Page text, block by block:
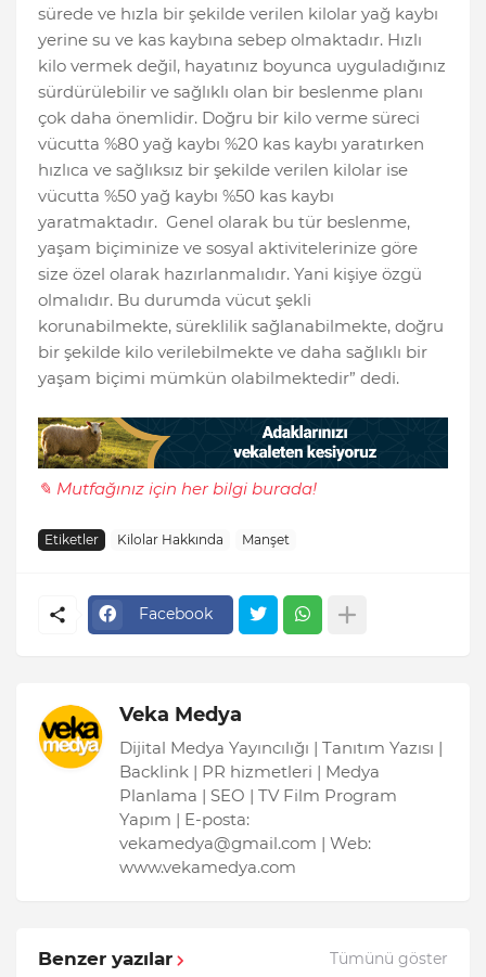
sürede ve hızla bir şekilde verilen kilolar yağ kaybı
yerine su ve kas kaybına sebep olmaktadır. Hızlı
kilo vermek değil, hayatınız boyunca uyguladığınız
sürdürülebilir ve sağlıklı olan bir beslenme planı
çok daha önemlidir. Doğru bir kilo verme süreci
vücutta %80 yağ kaybı %20 kas kaybı yaratırken
hızlıca ve sağlıksız bir şekilde verilen kilolar ise
vücutta %50 yağ kaybı %50 kas kaybı
yaratmaktadır. Genel olarak bu tür beslenme,
yaşam biçiminize ve sosyal aktivitelerinize göre
size özel olarak hazırlanmalıdır. Yani kişiye özgü
olmalıdır. Bu durumda vücut şekli
korunabilmekte, süreklilik sağlanabilmekte, doğru
bir şekilde kilo verilebilmekte ve daha sağlıklı bir
yaşam biçimi mümkün olabilmektedir” dedi.
✎ Mutfağınız için her bilgi burada!
Etiketler Kilolar Hakkında Manşet
Facebook
Veka Medya
Dijital Medya Yayıncılığı | Tanıtım Yazısı |
Backlink | PR hizmetleri | Medya
Planlama | SEO | TV Film Program
Yapım | E-posta:
vekamedya@gmail.com | Web:
www.vekamedya.com
Benzer yazılar Tümünü göster